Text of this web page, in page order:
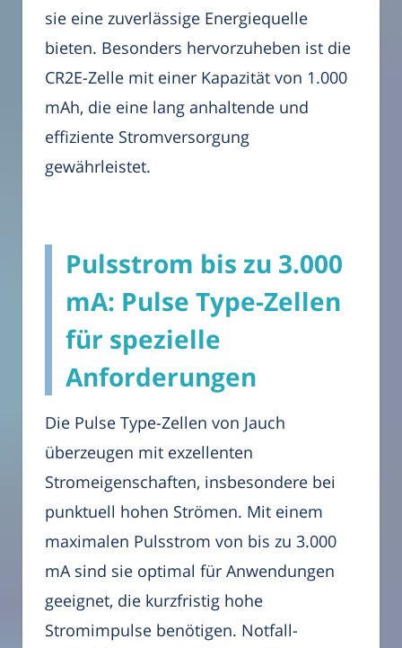
sie eine zuverlässige Energiequelle
bieten. Besonders hervorzuheben ist die
CR2E-Zelle mit einer Kapazität von 1.000
mAh, die eine lang anhaltende und
effiziente Stromversorgung
gewährleistet.
Pulsstrom bis zu 3.000
mA: Pulse Type-Zellen
für spezielle
Anforderungen
Die Pulse Type-Zellen von Jauch
überzeugen mit exzellenten
Stromeigenschaften, insbesondere bei
punktuell hohen Strömen. Mit einem
maximalen Pulsstrom von bis zu 3.000
mA sind sie optimal für Anwendungen
geeignet, die kurzfristig hohe
Stromimpulse benötigen. Notfall-